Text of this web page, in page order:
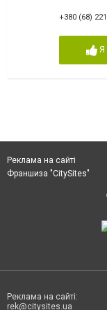
+380 (68)
Я
Реклама на сайті
Франшиза "CitySites"
Реклама на сайті:
rek@citysites.ua